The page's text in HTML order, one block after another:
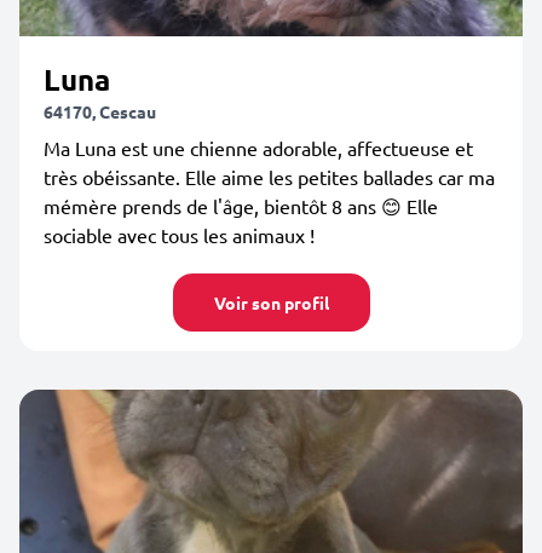
Luna
64170, Cescau
Ma Luna est une chienne adorable, affectueuse et
très obéissante. Elle aime les petites ballades car ma
mémère prends de l'âge, bientôt 8 ans 😊 Elle
sociable avec tous les animaux !
Voir son profil